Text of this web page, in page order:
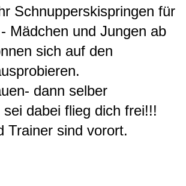
Schnupperskispringen für
Mädchen und Jungen ab
sich auf den
dann selber
dabei flieg dich frei!!!
Trainer sind vorort.